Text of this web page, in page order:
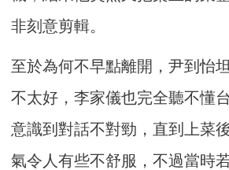
非刻意剪輯。
至於為何不早點離開，尹到怡
不太好，李家儀也完全聽不懂
意識到對話不對勁，直到上菜
氣令人有些不舒服，不過當時